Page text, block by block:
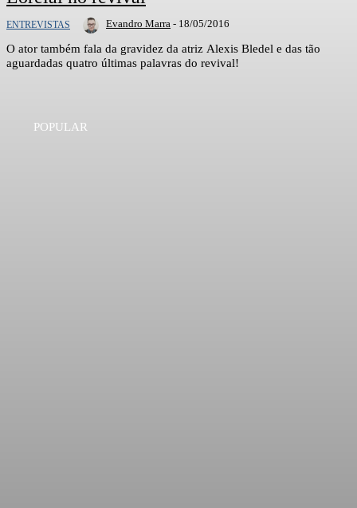
ENTREVISTAS Evandro Marra - 18/05/2016
O ator também fala da gravidez da atriz Alexis Bledel e das tão
aguardadas quatro últimas palavras do revival!
POPULAR